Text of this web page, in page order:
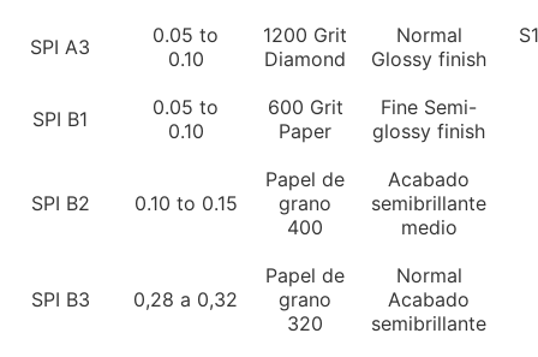
SPI A3
0.05 to
0.10
1200 Grit
Diamond
Normal
Glossy finish
SPI B1
0.05 to
0.10
600 Grit
Paper
Fine Semi-
glossy finish
SPI B2 0.10 to 0.15
Papel de
grano
400
Acabado
semibrillante
medio
SPI B3 0,28 a 0,32
Papel de
grano
320
Normal
Acabado
semibrillante